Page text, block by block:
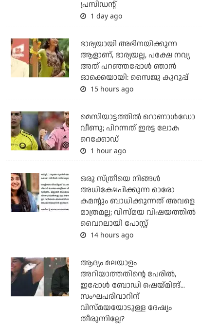
പ്രസിഡന്റ്
1 day ago
ഭാര്യയായി അഭിനയിക്കുന്ന
ആളാണ്, ഭാര്യയല്ല, പക്ഷേ നവ്യ
അത് പറഞ്ഞപ്പോള്‍ ഞാന്‍
ഓക്കെയായി: സൈജു കുറുപ്പ്
15 hours ago
മെസിയാട്ടത്തില്‍ റൊണാള്‍ഡോ
വീണു; പിറന്നത് ഇരട്ട ലോക
റെക്കോഡ്
1 hour ago
ഒരു സ്ത്രീയെ നിങ്ങള്‍
അധിക്ഷേപിക്കുന്ന ഓരോ
കമന്റും ബാധിക്കുന്നത് അവളെ
മാത്രമല്ല; വിസ്മയ വിഷയത്തില്‍
വൈറലായി പോസ്റ്റ്
14 hours ago
ആദ്യം മലയാളം
അറിയാത്തതിന്റെ പേരില്‍,
ഇപ്പോള്‍ ബോഡി ഷെയ്മിങ്...
സംഘപരിവാറിന്
വിസ്മയയോടുള്ള ദേഷ്യം
തീരുന്നില്ലേ?